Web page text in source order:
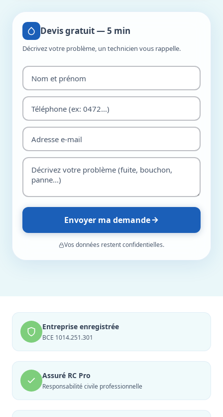
Devis gratuit — 5 min
Décrivez votre problème, un technicien vous rappelle.
Envoyer ma demande
Vos données restent confidentielles.
Entreprise enregistrée
BCE 1014.251.301
Assuré RC Pro
Responsabilité civile professionnelle